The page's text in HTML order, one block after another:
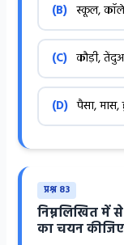
(B) स्कूल,
(C) कौड़ी,
(D) पैसा,
प्रश्न 83
निम्नलिखित में
का चयन